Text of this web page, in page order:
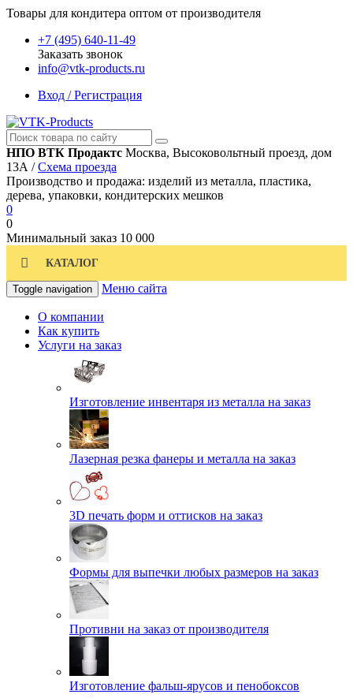
Товары для кондитера оптом от производителя
+7 (495) 640-11-49
Заказать звонок
info@vtk-products.ru
Вход / Регистрация
НПО ВТК Продактс Москва, Высоковольтный проезд, дом
13А /Схема проезда
Производство и продажа: изделий из металла, пластика,
дерева, упаковки, кондитерских мешков
0
0
Минимальный заказ 10 000
КАТАЛОГ
Toggle navigation Меню сайта
О компании
Как купить
Услуги на заказ
Изготовление инвентаря из металла на заказ
Лазерная резка фанеры и металла на заказ
3D печать форм и оттисков на заказ
Формы для выпечки любых размеров на заказ
Противни на заказ от производителя
Изготовление фальш-ярусов и пенобоксов